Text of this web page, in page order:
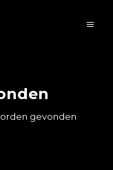
gevonden